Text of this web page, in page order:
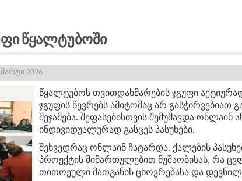
Წყალტუბოში
2026
წყალტუბოს თვითდახმარების ჯგუფი
ჯგუფის წევრებს ამიტომაც არ გასჭირვებიათ
შეჯამება. შეფასებისთვის შემუშავდა ონლაინ
ინდივიდუალურად გასცეს პასუხები.
შეხვედრაც ონლაინ ჩატარდა. ქალების
პროექტის მიმართულებით მუშაობისას, რა
თითოეული მათგანის ცხოვრებასა და